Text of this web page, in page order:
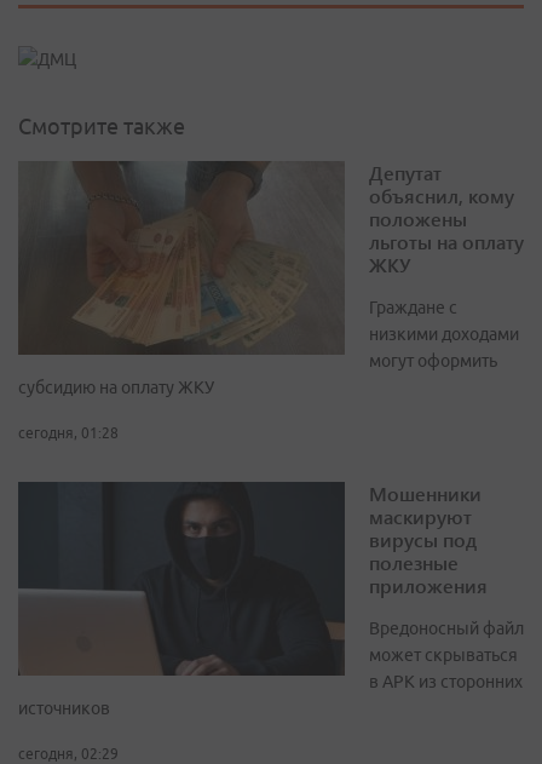
Смотрите также
Депутат
объяснил, кому
положены
льготы на оплату
ЖКУ
Граждане с
низкими доходами
могут оформить
субсидию на оплату ЖКУ
сегодня, 01:28
Мошенники
маскируют
вирусы под
полезные
приложения
Вредоносный файл
может скрываться
в APK из сторонних
источников
сегодня, 02:29